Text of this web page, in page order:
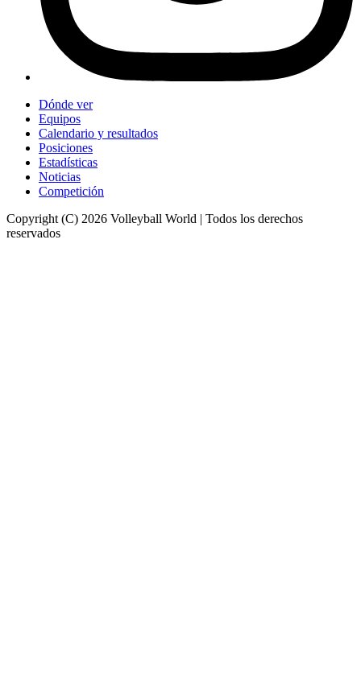
Dónde ver
Equipos
Calendario y resultados
Posiciones
Estadísticas
Noticias
Competición
Copyright (C) 2026 Volleyball World | Todos los derechos
reservados